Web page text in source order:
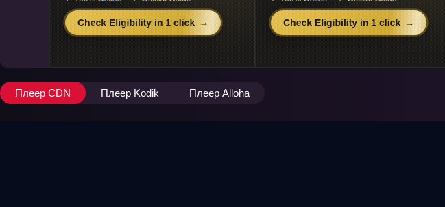
Плеер CDN Плеер Kodik Плеер Alloha